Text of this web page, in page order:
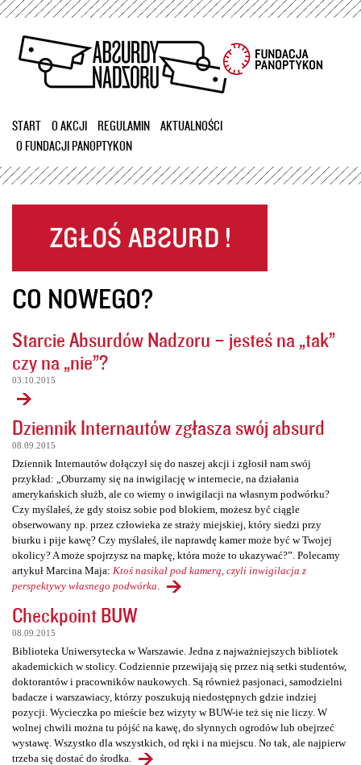
Przejdź
treści
START O AKCJI REGULAMIN
AKTUALNOŚCI
O FUNDACJI PANOPTYKON
CO NOWEGO?
Starcie Absurdów Nadzoru – jesteś na „tak”
czy na „nie”?
03.10.2015
Dziennik Internautów zgłasza swój absurd
08.09.2015
Dziennik Internautów dołączył się do naszej akcji i zgłosił nam swój
przykład: „Oburzamy się na inwigilację w internecie, na działania
amerykańskich służb, ale co wiemy o inwigilacji na własnym podwórku?
Czy myślałeś, że gdy stoisz sobie pod blokiem, możesz być ciągle
obserwowany np. przez człowieka ze straży miejskiej, który siedzi przy
biurku i pije kawę? Czy myślałeś, ile naprawdę kamer może być w Twojej
okolicy? A może spojrzysz na mapkę, która może to ukazywać?”. Polecamy
artykuł Marcina Maja: Ktoś nasikał pod kamerą, czyli inwigilacja z
perspektywy własnego podwórka
Checkpoint BUW
08.09.2015
Biblioteka Uniwersytecka w Warszawie. Jedna z najważniejszych bibliotek
akademickich w stolicy. Codziennie przewijają się przez nią setki studentów,
doktorantów i pracowników naukowych. Są również pasjonaci, samodzielni
badacze i warszawiacy, którzy poszukują niedostępnych gdzie indziej
pozycji. Wycieczka po mieście bez wizyty w BUW-ie też się nie liczy. W
wolnej chwili można tu pójść na kawę, do słynnych ogrodów lub obejrzeć
wystawę. Wszystko dla wszystkich, od ręki i na miejscu. No tak, ale najpierw
trzeba się dostać do środka.